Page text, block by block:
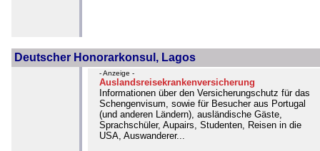
Deutscher Honorarkonsul, Lagos
- Anzeige -
Auslandsreisekrankenversicherung
Informationen über den Versicherungschutz für das
Schengenvisum, sowie für Besucher aus Portugal
(und anderen Ländern), ausländische Gäste,
Sprachschüler, Aupairs, Studenten, Reisen in die
USA, Auswanderer...